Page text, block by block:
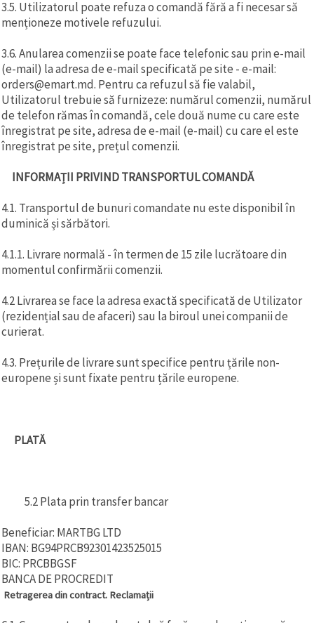
3.5. Utilizatorul poate refuza o comandă fără a fi necesar să
menționeze motivele refuzului.
3.6. Anularea comenzii se poate face telefonic sau prin e-mail
(e-mail) la adresa de e-mail specificată pe site - e-mail:
orders@emart.md. Pentru ca refuzul să fie valabil,
Utilizatorul trebuie să furnizeze: numărul comenzii, numărul
de telefon rămas în comandă, cele două nume cu care este
înregistrat pe site, adresa de e-mail (e-mail) cu care el este
înregistrat pe site, prețul comenzii.
INFORMAȚII PRIVIND TRANSPORTUL COMANDĂ
4.1. Transportul de bunuri comandate nu este disponibil în
duminică și sărbători.
4.1.1. Livrare normală - în termen de 15 zile lucrătoare din
momentul confirmării comenzii.
4.2 Livrarea se face la adresa exactă specificată de Utilizator
(rezidențial sau de afaceri) sau la biroul unei companii de
curierat.
4.3. Prețurile de livrare sunt specifice pentru țările non-
europene și sunt fixate pentru țările europene.
PLATĂ
5.2 Plata prin transfer bancar
Beneficiar: MARTBG LTD
IBAN: BG94PRCB92301423525015
BIC: PRCBBGSF
BANCA DE PROCREDIT
Retragerea din contract. Reclamații